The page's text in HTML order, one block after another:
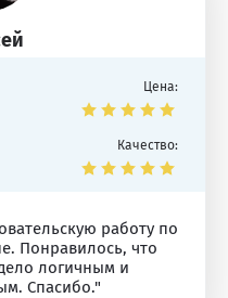
Цена:
Качество:
работу по
Понравилось, что
логичным и
Спасибо."